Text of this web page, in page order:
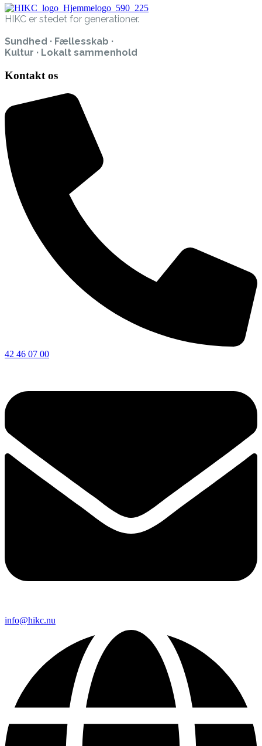
HIKC er stedet for generationer.
Sundhed · Fællesskab ·
Kultur · Lokalt sammenhold
Kontakt os
42 46 07 00
info@hikc.nu